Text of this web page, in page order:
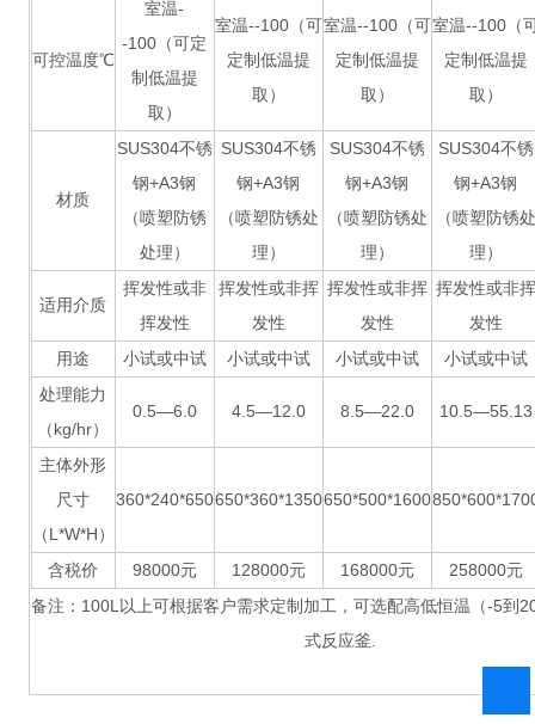
可控温度℃
室温-
-100（可定
制低温提
取）
室温--100（可
定制低温提
取）
室温--100（可
定制低温提
取）
室温--100（
定制低温提
取）
材质
SUS304不锈
钢+A3钢
（喷塑防锈
处理）
SUS304不锈
钢+A3钢
（喷塑防锈处
理）
SUS304不锈
钢+A3钢
（喷塑防锈处
理）
SUS304不锈
钢+A3钢
（喷塑防锈处
理）
适用介质
挥发性或非
挥发性
挥发性或非挥
发性
挥发性或非挥
发性
挥发性或非挥
发性
用途
小试或中试 小试或中试 小试或中试
小试或中试
处理能力
（kg/hr）
0.5—6.0 4.5—12.0 8.5—22.0 10.5—55.13
主体外形
尺寸
（L*W*H）
360*240*650650*360*1350650*500*1600
含税价 98000元 128000元 168000元
258000元
备注：100L以上可根据客户需求定制加工，可选配高低恒温（-5到
式反应釜.